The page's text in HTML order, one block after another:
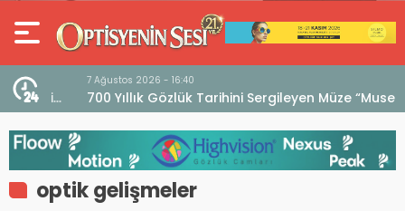
7 Ağustos 2026 - 16:40
700 Yıllık Gözlük Tarihini Sergileyen Müze “Museo
dell’Occhiale”
optik gelişmeler